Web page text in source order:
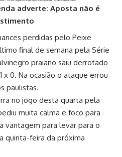
adverte: Aposta não é
perdidas pelo Peixe
final de semana pela Série
praiano saiu derrotado
0. Na ocasião o ataque errou
paulistas.
no jogo desta quarta pela
muita calma e foco para
vantagem para levar para o
quinta-feira da próxima